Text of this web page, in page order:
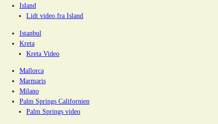
Island
Lidt video fra Island
Istanbul
Kreta
Kreta Video
Mallorca
Marmaris
Milano
Palm Springs Californien
Palm Springs video